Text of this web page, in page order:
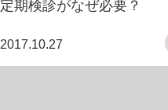
定期検診がなぜ必要？
2017.10.27